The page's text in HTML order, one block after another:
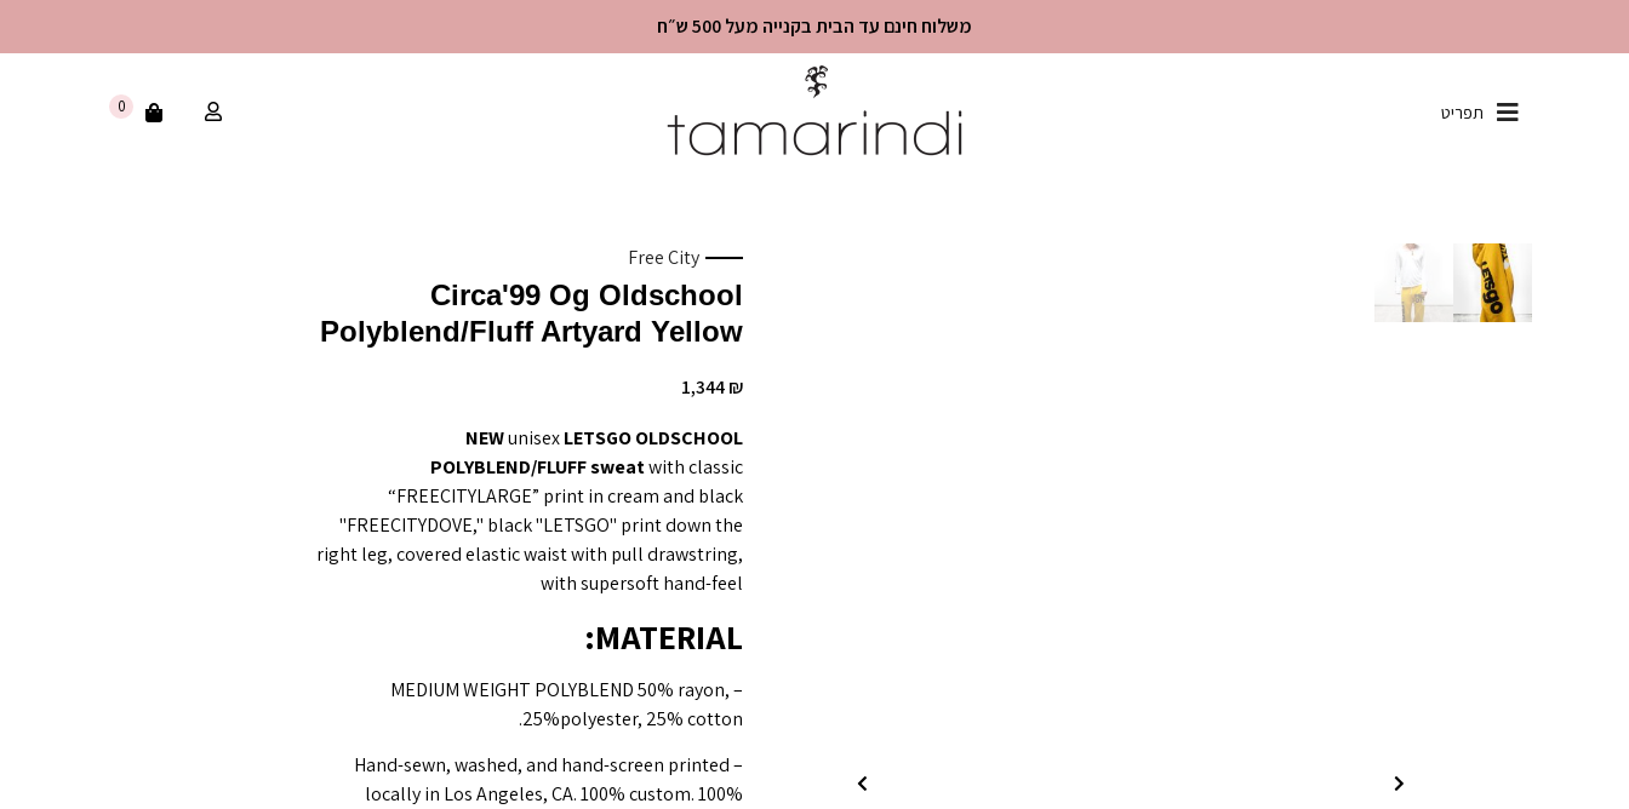
משלוח חינם עד הבית בקנייה מעל 500 ש״ח
תפריט 0
Free City
Circa'99 Og Oldschool
Polyblend/fluff Artyard Yellow
1,344₪
NEWunisexLETSGOOLDSCHOOL
POLYBLEND/FLUFF sweatwith classic
“FREECITYLARGE” print in cream and black
"FREECITYDOVE," black "LETSGO" print down the
right leg, covered elastic waist with pull drawstring,
with supersoft hand-feel
MATERIAL:
– MEDIUM WEIGHT POLYBLEND 50% rayon,
25%polyester, 25% cotton.
– Hand-sewn, washed, and hand-screen printed
locally in Los Angeles, CA. 100% custom. 100%